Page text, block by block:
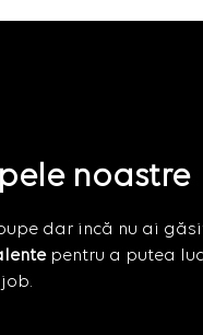
noastre
dar incă nu ai
pentru a putea